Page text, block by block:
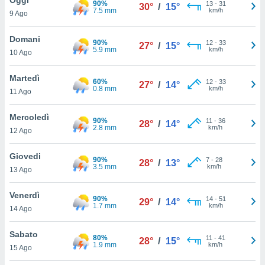
è
al sito
di
ci
di
il
un
la
nella
9 Ago
90%
7.5 mm
30° / 15° 13- 31
km/h
Domani
10 Ago
90%
5.9 mm
27° / 15° 12- 33
km/h
Martedì
11 Ago
60%
0.8 mm
27° / 14° 12- 33
km/h
Mercoledì
12 Ago
90%
2.8 mm
28° / 14° 11 - 36
km/h
Giovedi
13 Ago
90%
3.5 mm
28° / 13° 7- 28
km/h
Venerdì
14 Ago
90%
1.7 mm
29° / 14° 14- 51
km/h
Sabato
15 Ago
80%
1.9 mm
28° / 15° 11 - 41
km/h